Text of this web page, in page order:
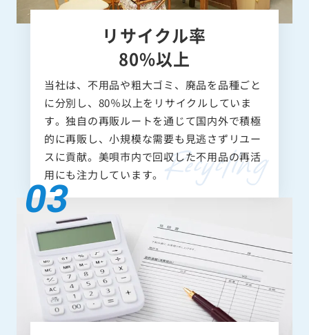
リサイクル率
80%以上
当社は、不用品や粗大ゴミ、廃品を品種ごと
に分別し、80％以上をリサイクルしていま
す。独自の再販ルートを通じて国内外で積極
的に再販し、小規模な需要も見逃さずリユー
スに貢献。美唄市内で回収した不用品の再活
用にも注力しています。